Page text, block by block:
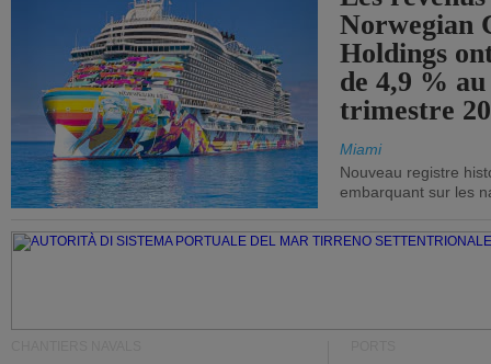
Norwegian
Holdings
de 4,9 %
trimestre
Miami
Nouveau registre
embarquant sur les